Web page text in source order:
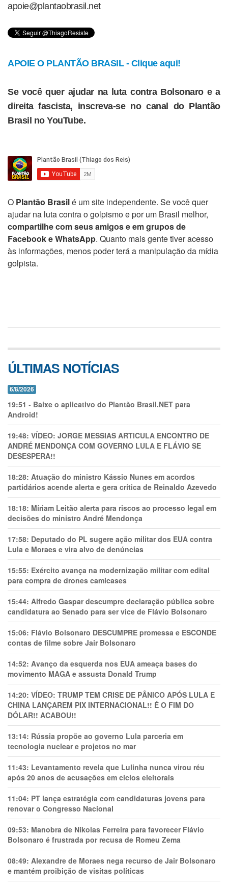
apoie@plantaobrasil.net
APOIE O PLANTÃO BRASIL - Clique aqui!
Se você quer ajudar na luta contra Bolsonaro e a
direita fascista, inscreva-se no canal do Plantão
Brasil no YouTube.
O Plantão Brasilé um site independente. Se você quer
ajudar na luta contra o golpismo e por um Brasil melhor,
compartilhe com seus amigos e em grupos de
Facebook e WhatsApp. Quanto mais gente tiver acesso
às informações, menos poder terá a manipulação da mídia
golpista.
ÚLTIMAS NOTÍCIAS
6/8/2026
19:51 - Baixe o aplicativo do Plantão Brasil.NET para
Android!
19:48: VÍDEO: JORGE MESSIAS ARTICULA ENCONTRO DE
ANDRÉ MENDONÇA COM GOVERNO LULA E FLÁVIO SE
DESESPERA!!
18:28: Atuação do ministro Kássio Nunes em acordos
partidários acende alerta e gera crítica de Reinaldo Azevedo
18:18: Míriam Leitão alerta para riscos ao processo legal em
decisões do ministro André Mendonça
17:58: Deputado do PL sugere ação militar dos EUA contra
Lula e Moraes e vira alvo de denúncias
15:55: Exército avança na modernização militar com edital
para compra de drones camicases
15:44: Alfredo Gaspar descumpre declaração pública sobre
candidatura ao Senado para ser vice de Flávio Bolsonaro
15:06: Flávio Bolsonaro DESCUMPRE promessa e ESCONDE
contas de filme sobre Jair Bolsonaro
14:52: Avanço da esquerda nos EUA ameaça bases do
movimento MAGA e assusta Donald Trump
14:20: VÍDEO: TRUMP TEM CRlSE DE PÂNlCO APÓS LULA E
CHINA LANÇAREM PIX INTERNACIONAL!! É O FIM DO
DÓLAR!! ACABOU!!
13:14: Rússia propõe ao governo Lula parceria em
tecnologia nuclear e projetos no mar
11:43: Levantamento revela que Lulinha nunca virou réu
após 20 anos de acusações em ciclos eleitorais
11:04: PT lança estratégia com candidaturas jovens para
renovar o Congresso Nacional
09:53: Manobra de Nikolas Ferreira para favorecer Flávio
Bolsonaro é frustrada por recusa de Romeu Zema
08:49: Alexandre de Moraes nega recurso de Jair Bolsonaro
e mantém proibição de visitas políticas